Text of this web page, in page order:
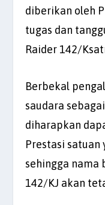
diberikan oleh
tugas dan
Raider 142/
Berbekal
saudara
diharapkan
Prestasi satuan
sehingga nama
142/KJ akan